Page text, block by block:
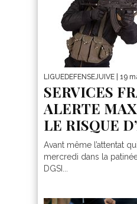
LIGUEDEFENSEJUIVE | 19
SERVICES
ALERTE
LE RISQUE
Avant même l’attentat
mercredi dans la
DGSI...